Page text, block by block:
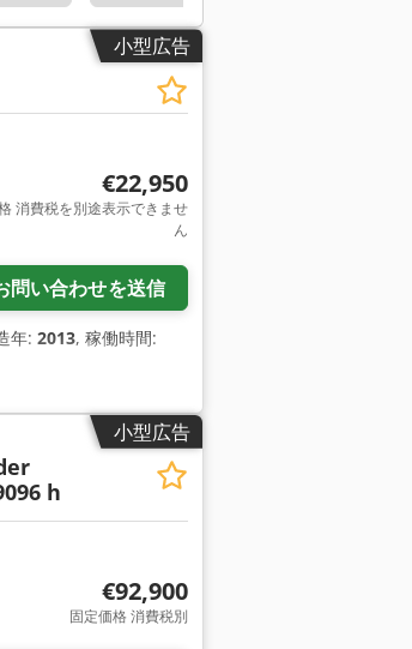
小型広告
€22,950
消費税を別途表示できませ
ん
問い合わせを送信
年: 2013, 稼働時間:
小型広告
h
€92,900
固定価格 消費税別